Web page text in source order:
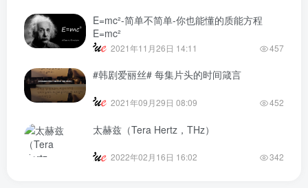
E=mc²-简单不简单-你也能懂的质能方程
E=mc²
2021年11月26日 14:11 457
#韩剧爱丽丝# 每集片头的时间箴言
2021年09月29日 08:09 452
太赫兹（Tera Hertz，THz）
2022年02月16日 16:02 342